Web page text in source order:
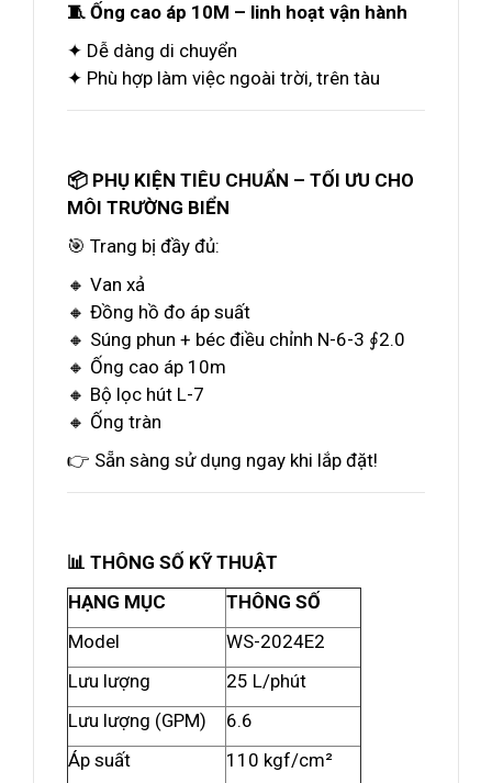
🧵 Ống cao áp 10M – linh hoạt vận hành
✦ Dễ dàng di chuyển
✦ Phù hợp làm việc ngoài trời, trên tàu
📦 PHỤ KIỆN TIÊU CHUẨN – TỐI ƯU CHO
MÔI TRƯỜNG BIỂN
🎯 Trang bị đầy đủ:
🔸 Van xả
🔸 Đồng hồ đo áp suất
🔸 Súng phun + béc điều chỉnh N-6-3 ∮2.0
🔸 Ống cao áp 10m
🔸 Bộ lọc hút L-7
🔸 Ống tràn
👉 Sẵn sàng sử dụng ngay khi lắp đặt!
📊 THÔNG SỐ KỸ THUẬT
HẠNG MỤC
THÔNG SỐ
Model
WS-2024E2
Lưu lượng
25 L/phút
Lưu lượng (GPM)
6.6
Áp suất
110 kgf/cm²